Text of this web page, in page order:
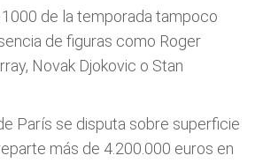
de la temporada tampoco
de figuras como Roger
Novak Djokovic o Stan
París se disputa sobre superficie
más de 4.200.000 euros en